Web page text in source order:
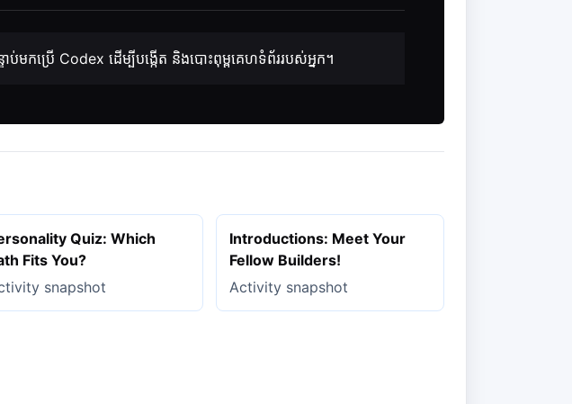
ាប់មកប្រើ Codex ដើម្បីបង្កើត និងបោះពុម្ពគេហទំព័ររបស់អ្នក។
Quiz: Which
Fits You?
snapshot
Introductions: Meet Your
Fellow Builders!
Activity snapshot